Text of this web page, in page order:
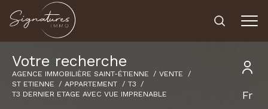
Fr
Votre recherche
AGENCE IMMOBILIÈRE SAINT-ÉTIENNE
VENTE
ST ETIENNE
APPARTEMENT
T3
T3 DERNIER ETAGE AVEC VUE IMPRENABLE